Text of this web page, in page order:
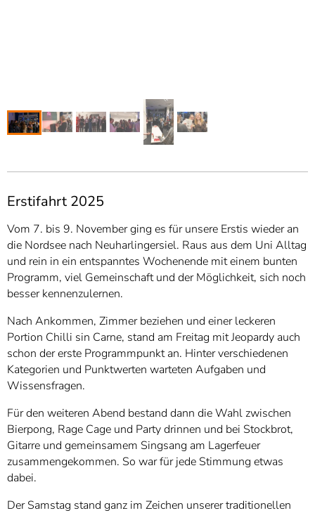
Erstifahrt 2025
Vom 7. bis 9. November ging es für unsere Erstis wieder an
die Nordsee nach Neuharlingersiel. Raus aus dem Uni Alltag
und rein in ein entspanntes Wochenende mit einem bunten
Programm, viel Gemeinschaft und der Möglichkeit, sich noch
besser kennenzulernen.
Nach Ankommen, Zimmer beziehen und einer leckeren
Portion Chilli sin Carne, stand am Freitag mit Jeopardy auch
schon der erste Programmpunkt an. Hinter verschiedenen
Kategorien und Punktwerten warteten Aufgaben und
Wissensfragen.
Für den weiteren Abend bestand dann die Wahl zwischen
Bierpong, Rage Cage und Party drinnen und bei Stockbrot,
Gitarre und gemeinsamem Singsang am Lagerfeuer
zusammengekommen. So war für jede Stimmung etwas
dabei.
Der Samstag stand ganz im Zeichen unserer traditionellen